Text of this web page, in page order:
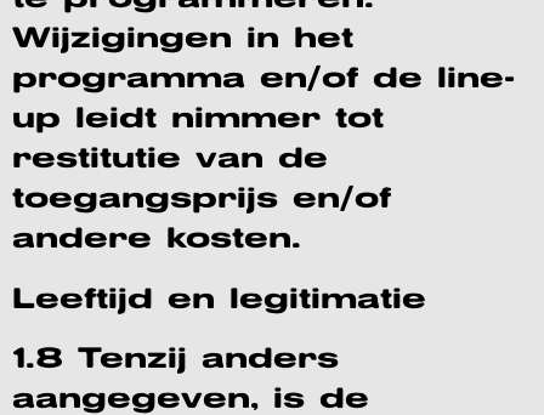
Wijzigingen in het
programma en/of de line-
up leidt nimmer tot
restitutie van de
toegangsprijs en/of
andere kosten.
Leeftijd en legitimatie
1.8 Tenzij anders
aangegeven, is de